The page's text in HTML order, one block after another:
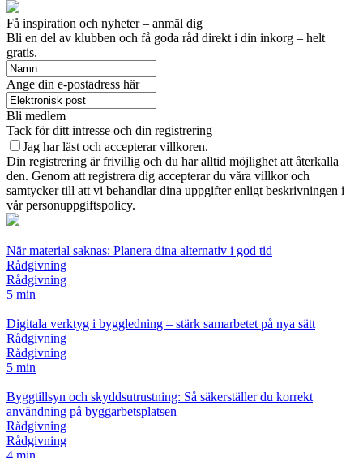
Få inspiration och nyheter – anmäl dig
Bli en del av klubben och få goda råd direkt i din inkorg – helt
gratis.
Ange din e-postadress här
Bli medlem
Tack för ditt intresse och din registrering
Jag har läst och accepterar villkoren.
Din registrering är frivillig och du har alltid möjlighet att återkalla
den. Genom att registrera dig accepterar du våra villkor och
samtycker till att vi behandlar dina uppgifter enligt beskrivningen i
vår personuppgiftspolicy.
När material saknas: Planera dina alternativ i god tid
Rådgivning
Rådgivning
5 min
Digitala verktyg i byggledning – stärk samarbetet på nya sätt
Rådgivning
Rådgivning
5 min
Byggtillsyn och skyddsutrustning: Så säkerställer du korrekt
användning på byggarbetsplatsen
Rådgivning
Rådgivning
4 min